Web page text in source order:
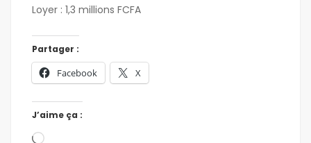
Loyer : 1,3 millions FCFA
Partager :
Facebook X
J’aime ça :